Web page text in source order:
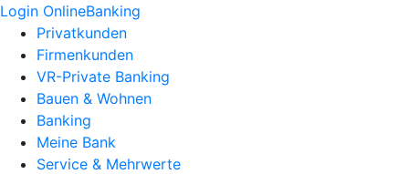
Login OnlineBanking
Privatkunden
Firmenkunden
VR-Private Banking
Bauen & Wohnen
Banking
Meine Bank
Service & Mehrwerte